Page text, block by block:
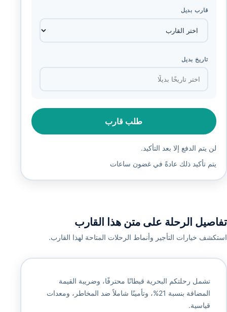
قارب بديل
تاريخ بديل
طلب قارب
لن يتم الدفع إلا بعد التأكيد.
يتم تأكيد ذلك عادةً في غضون ساعات
تفاصيل الرحلة على متن هذا القارب
استكشف خيارات التأجير وأنماط الرحلات المتاحة لهذا القارب.
تشمل رحلتكم البحرية قبطانًا محترفًا، وضريبة القيمة
المضافة بنسبة 21%، وتأمينًا شاملاً ضد المخاطر، ومعدات
قياسية.